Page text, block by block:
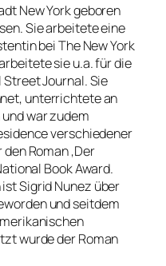
New York geboren
Sie arbeitete eine
bei The New York
sie u.a. für die
Street Journal. Sie
unterrichtete an
war zudem
verschiedener
Roman ‚Der
Book Award.
Sigrid Nunez über
und seitdem
wurde der Roman